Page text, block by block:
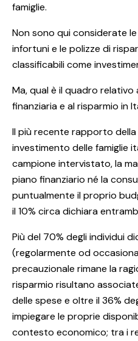
famiglie.
Non sono qui considerate
infortuni e le polizze di
classificabili come
Ma, qual è il quadro relativo
finanziaria e al risparmio in
Il più recente rapporto
investimento delle famiglie
campione intervistato, la
piano finanziario né la
puntualmente il proprio
il 10% circa dichiara
Più del 70% degli individui
(regolarmente od
precauzionale rimane la
risparmio risultano
delle spese e oltre il 36%
impiegare le proprie
contesto economico; tra i